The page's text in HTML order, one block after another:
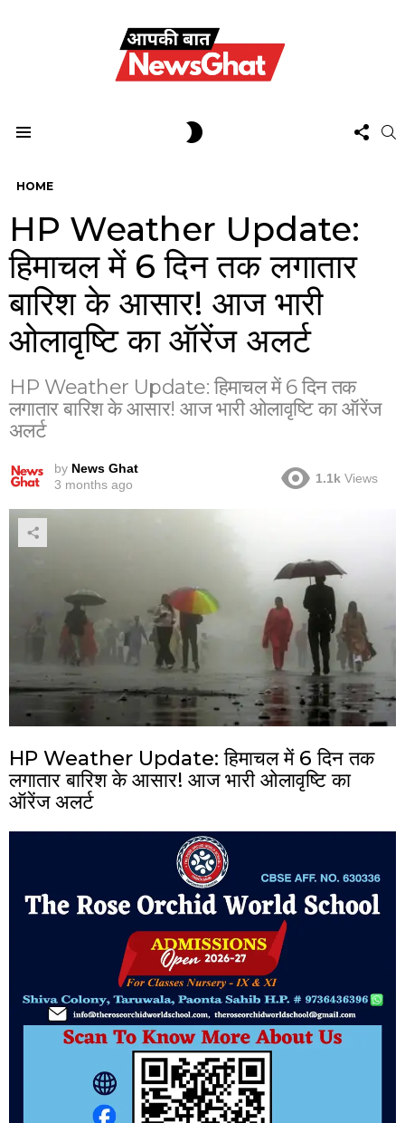
US
HOME
HP Weather Update:
हिमाचल में 6 दिन तक लगातार
बारिश के आसार! आज भारी
ओलावृष्टि का ऑरेंज अलर्ट
HP Weather Update: हिमाचल में 6 दिन तक
लगातार बारिश के आसार! आज भारी ओलावृष्टि का ऑरेंज
अलर्ट
by News Ghat
3 months ago
1.1k Views
HP Weather Update: हिमाचल में 6 दिन तक
लगातार बारिश के आसार! आज भारी ओलावृष्टि का
ऑरेंज अलर्ट